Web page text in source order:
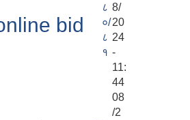
bid
८
०/
८
१
8/
20
24
-
11:
44
08
/2